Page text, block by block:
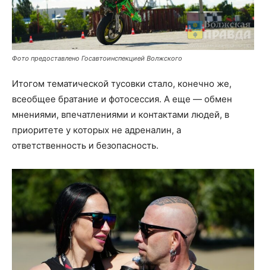
Фото предоставлено Госавтоинспекцией Волжского
Итогом тематической тусовки стало, конечно же,
всеобщее братание и фотосессия. А еще — обмен
мнениями, впечатлениями и контактами людей, в
приоритете у которых не адреналин, а
ответственность и безопасность.